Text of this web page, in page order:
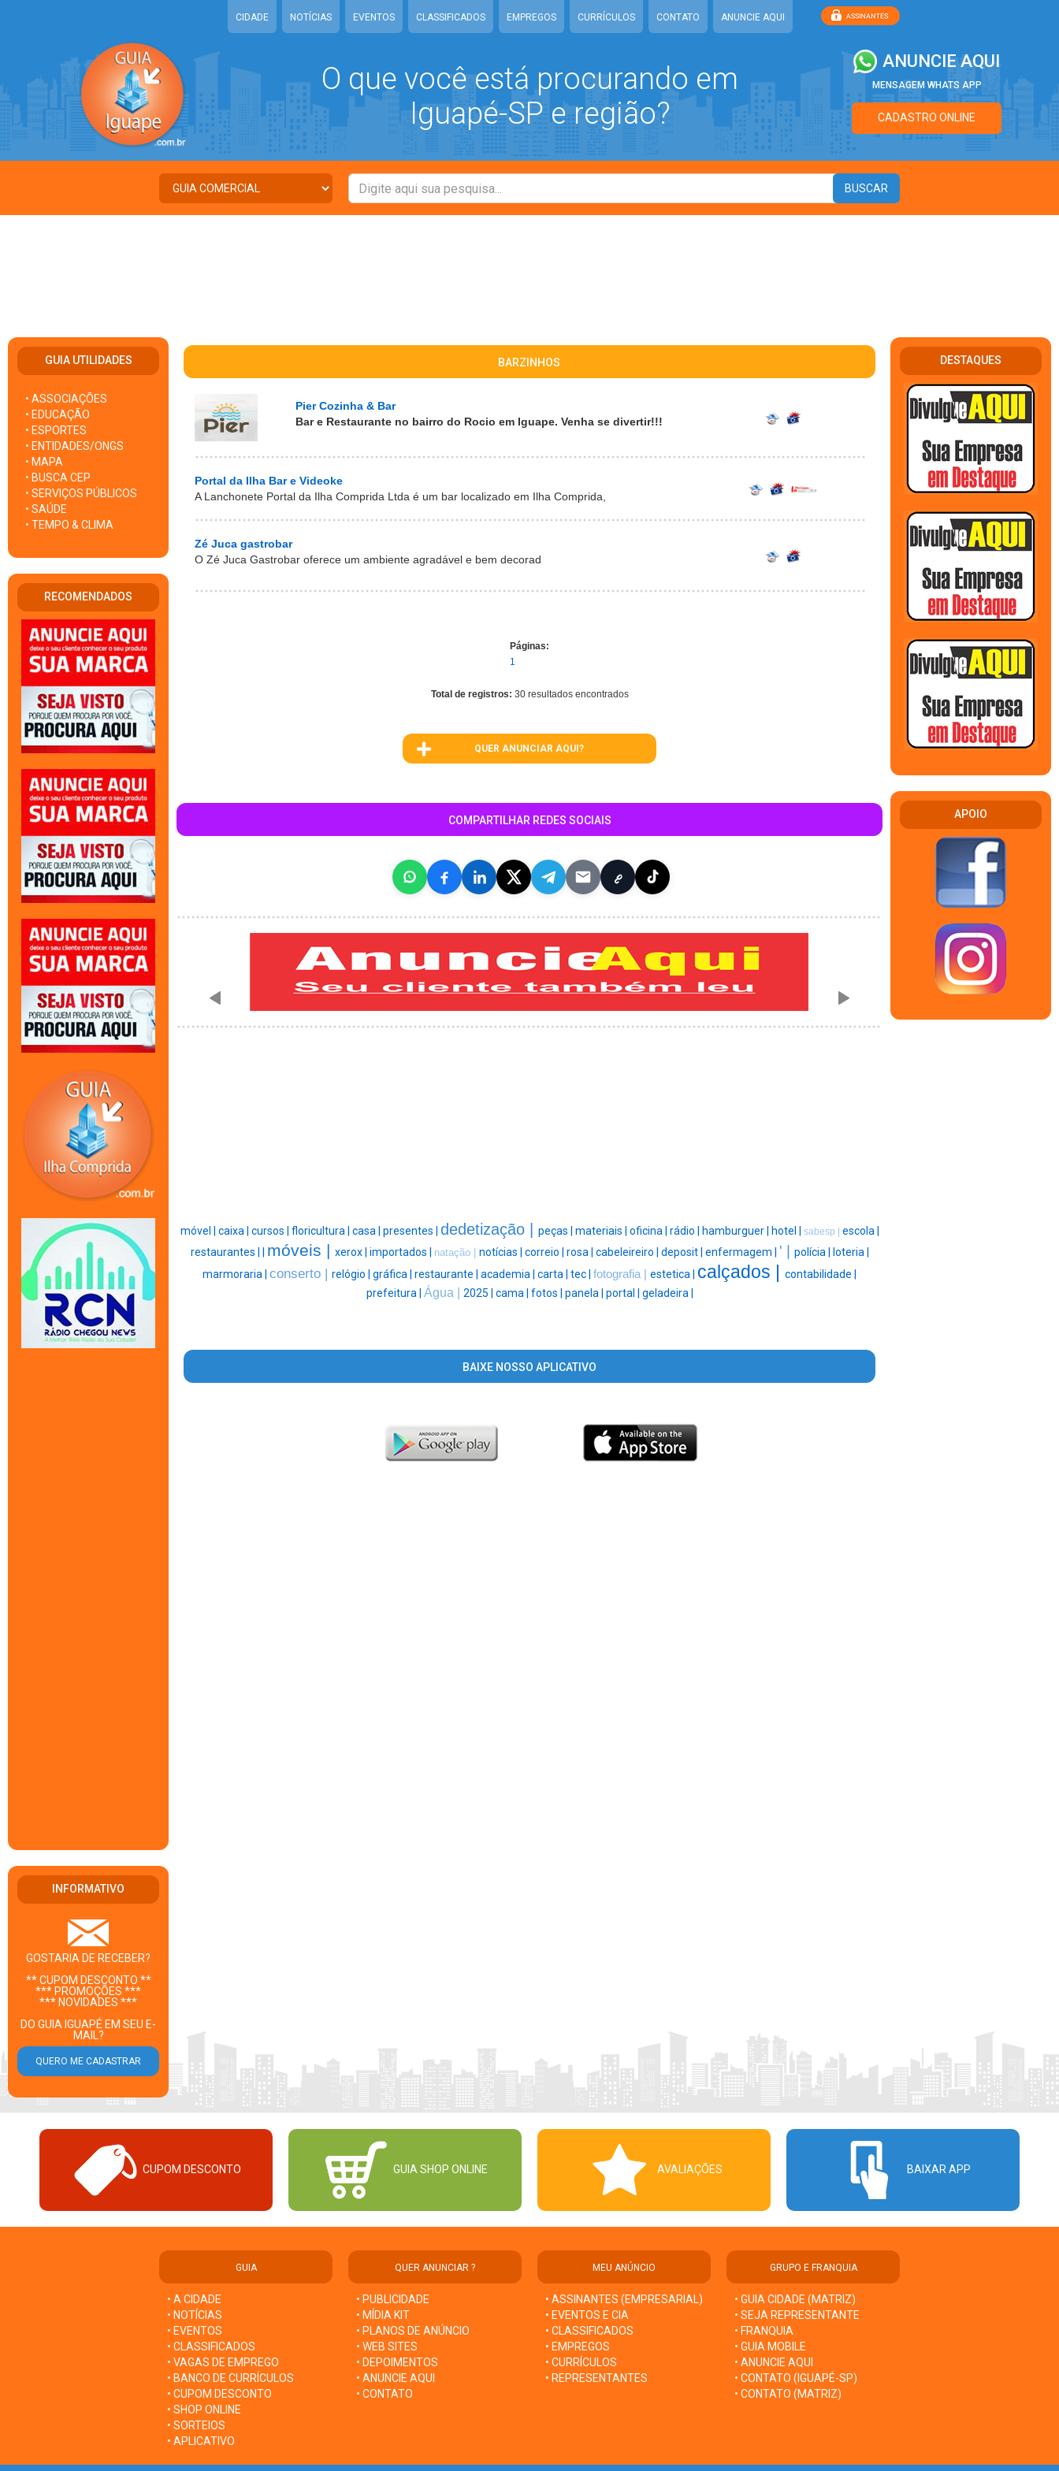
CIDADE NOTÍCIAS EVENTOS CLASSIFICADOS EMPREGOS CURRÍCULOS CONTATO ANUNCIE AQUI
O que você está procurando em
Iguapé-SP e região?
ANUNCIE AQUI
MENSAGEM WHATS APP
CADASTRO ONLINE
GUIA UTILIDADES
• ASSOCIAÇÕES
• EDUCAÇÃO
• ESPORTES
• ENTIDADES/ONGS
• MAPA
• BUSCA CEP
• SERVIÇOS PÚBLICOS
• SAÚDE
• TEMPO & CLIMA
RECOMENDADOS
INFORMATIVO
GOSTARIA DE RECEBER?
** CUPOM DESCONTO **
*** PROMOÇÕES ***
*** NOVIDADES ***
DO GUIA IGUAPÉ EM SEU E-
MAIL?
BARZINHOS
Pier Cozinha & Bar
Bar e Restaurante no bairro do Rocio em Iguape. Venha se divertir!!!
Portal da Ilha Bar e Videoke
A Lanchonete Portal da Ilha Comprida Ltda é um bar localizado em Ilha Comprida,
Zé Juca gastrobar
O Zé Juca Gastrobar oferece um ambiente agradável e bem decorad
Páginas:
1
Total de registros: 30 resultados encontrados
QUER ANUNCIAR AQUI?
COMPARTILHAR REDES SOCIAIS
móvel | caixa | cursos | floricultura | casa | presentes | dedetização | peças | materiais | oficina | rádio | hamburguer | hotel | sabesp | escola |
restaurantes |
móveis | xerox | importados | natação | notícias | correio | rosa | cabeleireiro | deposit | enfermagem | ' | polícia |
loteria |
marmoraria | conserto | relógio | gráfica | restaurante | academia | carta | tec | fotografia | estetica | calçados |
contabilidade |
prefeitura | Água | 2025 | cama | fotos | panela | portal | geladeira |
BAIXE NOSSO APLICATIVO
DESTAQUES
APOIO
CUPOM DESCONTO GUIA SHOP ONLINE AVALIAÇÕES BAIXAR APP
GUIA
• A CIDADE
• NOTÍCIAS
• EVENTOS
• CLASSIFICADOS
• VAGAS DE EMPREGO
• BANCO DE CURRÍCULOS
• CUPOM DESCONTO
• SHOP ONLINE
• SORTEIOS
• APLICATIVO
QUER ANUNCIAR ?
• PUBLICIDADE
• MÍDIA KIT
• PLANOS DE ANÚNCIO
• WEB SITES
• DEPOIMENTOS
• ANUNCIE AQUI
• CONTATO
MEU ANÚNCIO
• ASSINANTES (EMPRESARIAL)
• EVENTOS E CIA
• CLASSIFICADOS
• EMPREGOS
• CURRÍCULOS
• REPRESENTANTES
GRUPO E FRANQUIA
• GUIA CIDADE (MATRIZ)
• SEJA REPRESENTANTE
• FRANQUIA
• GUIA MOBILE
• ANUNCIE AQUI
• CONTATO (IGUAPÉ-SP)
• CONTATO (MATRIZ)